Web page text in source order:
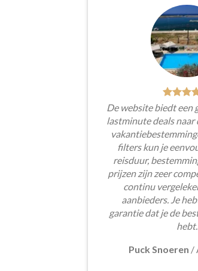
De website biedt een
lastminute deals naar
filters kun je
reisduur,
prijzen zijn zeer
continu
aanbieders. Je
garantie dat je de
hebt.
Puck Snoeren /